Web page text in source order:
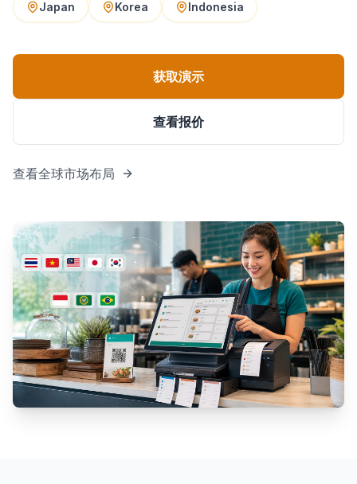
Japan Korea Indonesia
获取演示
查看报价
查看全球市场布局